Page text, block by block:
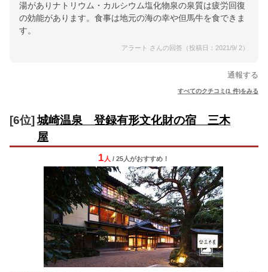
湯がありナトリウム・カルシウム塩化物泉の泉質は疲労回復
の効能があります。食事は地元の海の幸や但馬牛を食できま
す。
アラート さんの回答（投稿日：2021/9/ 2）
通報する
すべてのクチコミ(1 件)をみる
[6位] 城崎温泉 登録有形文化財の宿 三木
屋
1 人 / 25人がおすすめ！